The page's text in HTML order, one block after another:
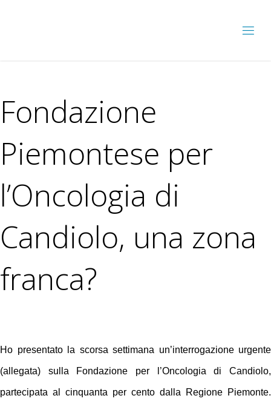
Fondazione
Piemontese per
l’Oncologia di
Candiolo, una zona
franca?
Ho presentato la scorsa settimana un’interrogazione urgente
(allegata) sulla Fondazione per l’Oncologia di Candiolo,
partecipata al cinquanta per cento dalla Regione Piemonte.